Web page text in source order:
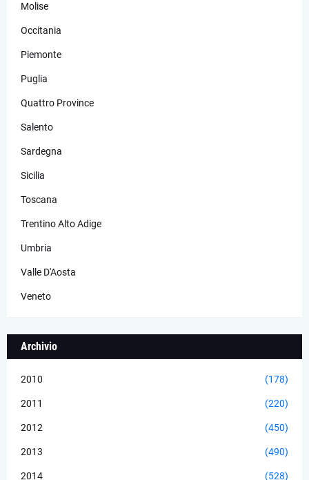
Molise
Occitania
Piemonte
Puglia
Quattro Province
Salento
Sardegna
Sicilia
Toscana
Trentino Alto Adige
Umbria
Valle D'Aosta
Veneto
Archivio
2010 (178)
2011 (220)
2012 (450)
2013 (490)
2014 (528)